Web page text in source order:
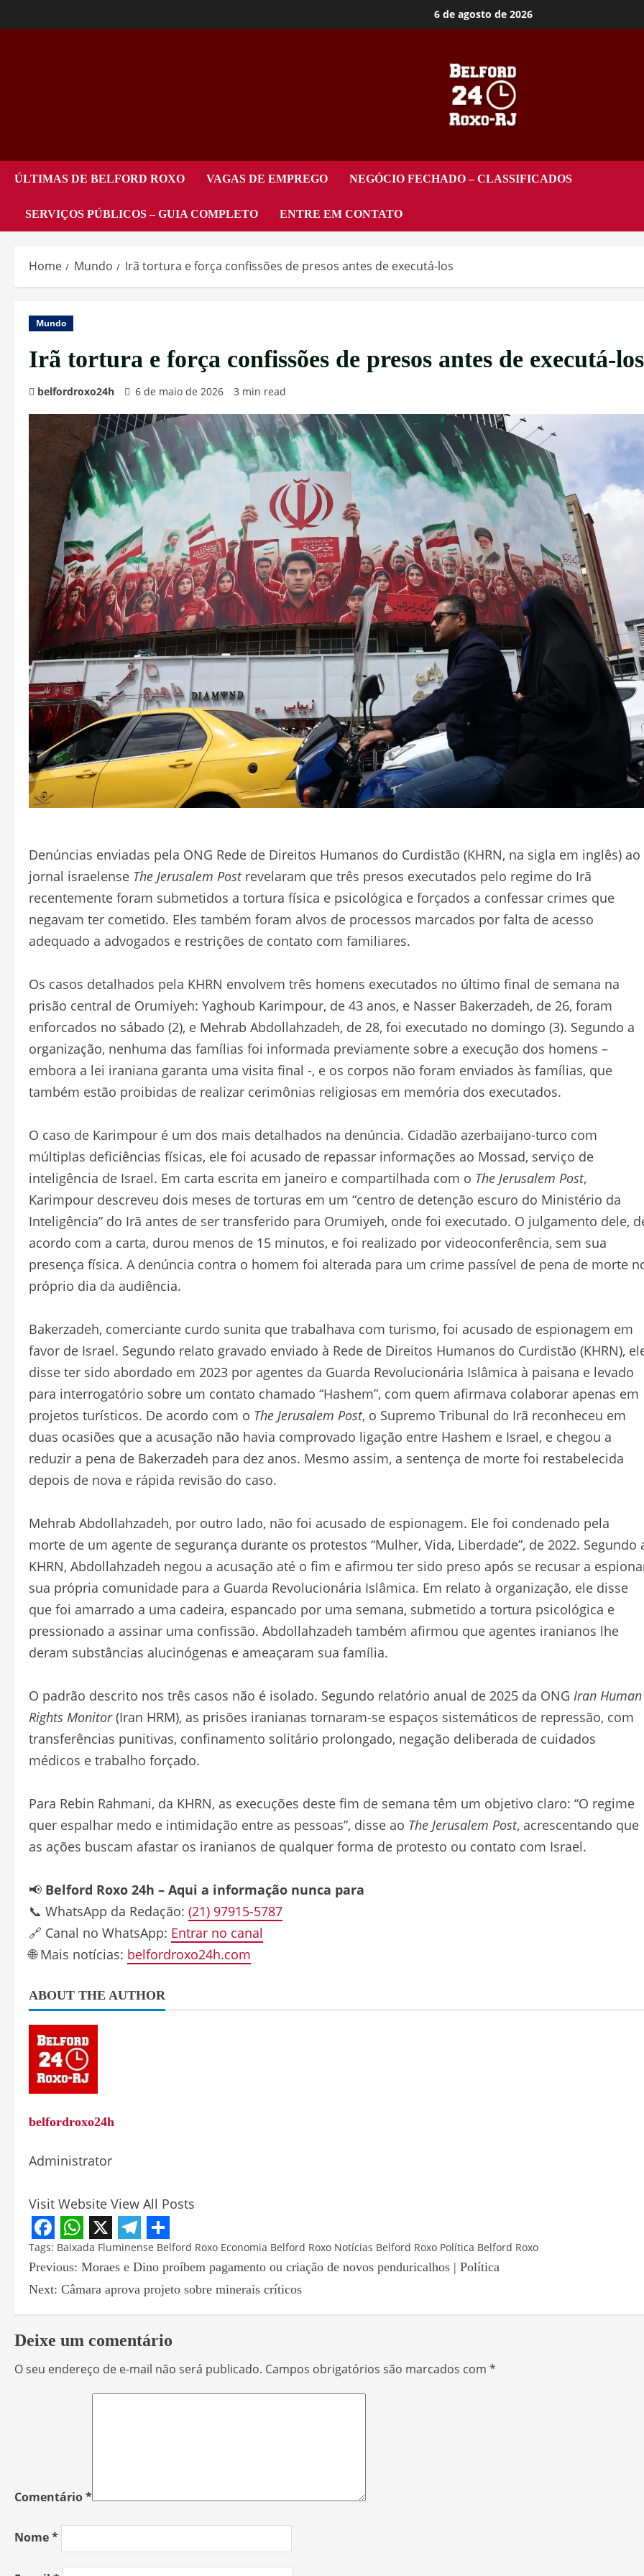
6 de agosto de 2026
ÚLTIMAS DE BELFORD ROXO VAGAS DE EMPREGO NEGÓCIO FECHADO – CLASSIFICADOS
SERVIÇOS PÚBLICOS – GUIA COMPLETO ENTRE EM CONTATO
Home Mundo Irã tortura e força confissões de presos antes de executá-los
Mundo
Irã tortura e força confissões de presos antes de executá-los
belfordroxo24h 6 de maio de 2026 3 min read
Denúncias enviadas pela ONG Rede de Direitos Humanos do Curdistão (KHRN, na sigla em inglês) ao
jornal israelense The Jerusalem Postrevelaram que três presos executados pelo regime do Irã
recentemente foram submetidos a tortura física e psicológica e forçados a confessar crimes que
negavam ter cometido. Eles também foram alvos de processos marcados por falta de acesso
adequado a advogados e restrições de contato com familiares.
Os casos detalhados pela KHRN envolvem três homens executados no último final de semana na
prisão central de Orumiyeh: Yaghoub Karimpour, de 43 anos, e Nasser Bakerzadeh, de 26, foram
enforcados no sábado (2), e Mehrab Abdollahzadeh, de 28, foi executado no domingo (3). Segundo a
organização, nenhuma das famílias foi informada previamente sobre a execução dos homens –
embora a lei iraniana garanta uma visita final -, e os corpos não foram enviados às famílias, que
também estão proibidas de realizar cerimônias religiosas em memória dos executados.
O caso de Karimpour é um dos mais detalhados na denúncia. Cidadão azerbaijano-turco com
múltiplas deficiências físicas, ele foi acusado de repassar informações ao Mossad, serviço de
inteligência de Israel. Em carta escrita em janeiro e compartilhada com o The Jerusalem Post,
Karimpour descreveu dois meses de torturas em um “centro de detenção escuro do Ministério da
Inteligência” do Irã antes de ser transferido para Orumiyeh, onde foi executado. O julgamento dele,
acordo com a carta, durou menos de 15 minutos, e foi realizado por videoconferência, sem sua
presença física. A denúncia contra o homem foi alterada para um crime passível de pena de morte
próprio dia da audiência.
Bakerzadeh, comerciante curdo sunita que trabalhava com turismo, foi acusado de espionagem em
favor de Israel. Segundo relato gravado enviado à Rede de Direitos Humanos do Curdistão (KHRN),
disse ter sido abordado em 2023 por agentes da Guarda Revolucionária Islâmica à paisana e levado
para interrogatório sobre um contato chamado “Hashem”, com quem afirmava colaborar apenas em
projetos turísticos. De acordo com o The Jerusalem Post, o Supremo Tribunal do Irã reconheceu em
duas ocasiões que a acusação não havia comprovado ligação entre Hashem e Israel, e chegou a
reduzir a pena de Bakerzadeh para dez anos. Mesmo assim, a sentença de morte foi restabelecida
depois de nova e rápida revisão do caso.
Mehrab Abdollahzadeh, por outro lado, não foi acusado de espionagem. Ele foi condenado pela
morte de um agente de segurança durante os protestos “Mulher, Vida, Liberdade”, de 2022. Segundo
KHRN, Abdollahzadeh negou a acusação até o fim e afirmou ter sido preso após se recusar a
sua própria comunidade para a Guarda Revolucionária Islâmica. Em relato à organização, ele disse
que foi amarrado a uma cadeira, espancado por uma semana, submetido a tortura psicológica e
pressionado a assinar uma confissão. Abdollahzadeh também afirmou que agentes iranianos lhe
deram substâncias alucinógenas e ameaçaram sua família.
O padrão descrito nos três casos não é isolado. Segundo relatório anual de 2025 da ONG Iran Human
Rights Monitor(Iran HRM), as prisões iranianas tornaram-se espaços sistemáticos de repressão, com
transferências punitivas, confinamento solitário prolongado, negação deliberada de cuidados
médicos e trabalho forçado.
Para Rebin Rahmani, da KHRN, as execuções deste fim de semana têm um objetivo claro: “O regime
quer espalhar medo e intimidação entre as pessoas”, disse ao The Jerusalem Post, acrescentando que
as ações buscam afastar os iranianos de qualquer forma de protesto ou contato com Israel.
📢 Belford Roxo 24h – Aqui a informação nunca para
📞 WhatsApp da Redação: (21) 97915-5787
🔗 Canal no WhatsApp: Entrar no canal
🌐 Mais notícias: belfordroxo24h.com
ABOUT THE AUTHOR
belfordroxo24h
Administrator
Visit Website View All Posts
Facebook
WhatsApp
X Telegram
Share
Tags: Baixada Fluminense Belford Roxo Economia Belford Roxo Notícias Belford Roxo Política Belford Roxo
Previous: Moraes e Dino proíbem pagamento ou criação de novos penduricalhos | Política
Next: Câmara aprova projeto sobre minerais críticos
Deixe um comentário
O seu endereço de e-mail não será publicado. Campos obrigatórios são marcados com *
Comentário*
Nome*